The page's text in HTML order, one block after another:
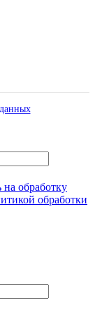
на обработку
обработки